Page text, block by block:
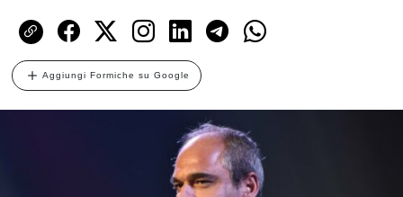
Aggiungi Formiche su Google